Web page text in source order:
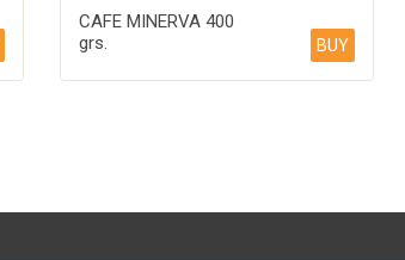
CAFE MINERVA 400
grs.
BUY